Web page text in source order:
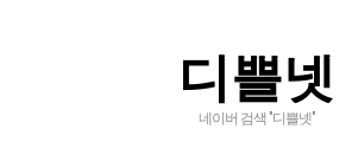
디쁠넷
네이버 검색 "디쁠넷"